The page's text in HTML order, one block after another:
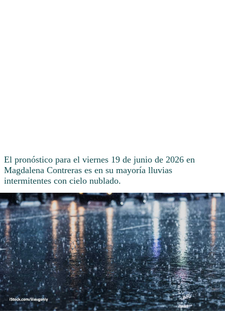
El pronóstico para el viernes 19 de junio de 2026 en
Magdalena Contreras es en su mayoría lluvias
intermitentes con cielo nublado.